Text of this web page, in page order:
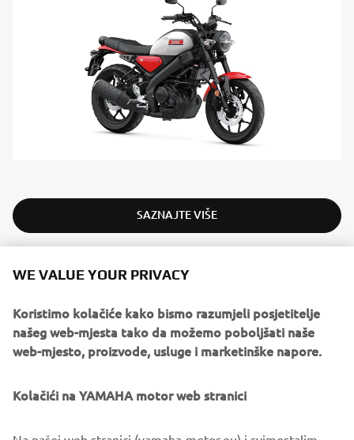
SAZNAJTE VIŠE
WE VALUE YOUR PRIVACY
Koristimo kolačiće kako bismo razumjeli posjetitelje
našeg web-mjesta tako da možemo poboljšati naše
web-mjesto, proizvode, usluge i marketinške napore.
Kolačići na YAMAHA motor web stranici